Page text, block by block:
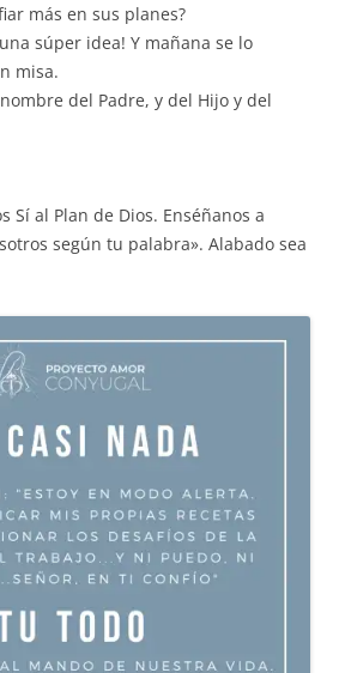
más en sus planes?
súper idea! Y mañana se lo
misa.
del Padre, y del Hijo y del
Sí al Plan de Dios. Enséñanos a
según tu palabra». Alabado sea